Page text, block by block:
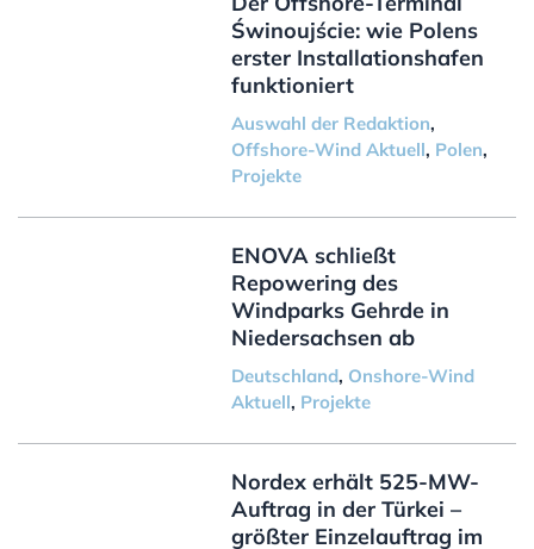
Świnoujście: wie Polens
erster Installationshafen
funktioniert
Auswahl der Redaktion,
Offshore-Wind Aktuell, Polen,
Projekte
ENOVA schließt
Repowering des
Windparks Gehrde in
Niedersachsen ab
Deutschland, Onshore-Wind
Aktuell, Projekte
Nordex erhält 525-MW-
Auftrag in der Türkei –
größter Einzelauftrag im